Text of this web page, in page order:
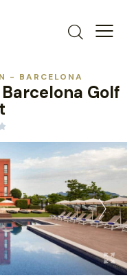
- BARCELONA
Golf